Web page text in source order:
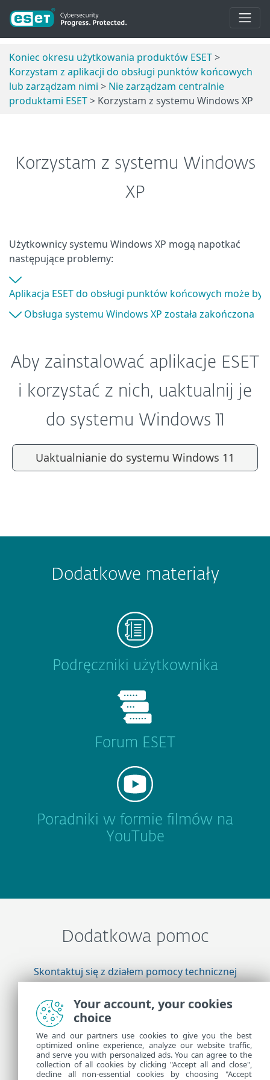
Koniec okresu użytkowania produktów ESET>
Korzystam z aplikacji do obsługi punktów końcowych
lub zarządzam nimi > Nie zarządzam centralnie
produktami ESET> Korzystam z systemu Windows XP
Korzystam z systemu Windows
XP
Użytkownicy systemu Windows XP mogą napotkać
następujące problemy:
Aplikacja ESET do obsługi punktów końcowych może
Obsługa systemu Windows XP została zakończona
Aby zainstalować aplikacje ESET
i korzystać z nich, uaktualnij je
do systemu Windows 11
Uaktualnianie do systemu Windows 11
Dodatkowe materiały
Podręczniki użytkownika
Forum ESET
Poradniki w formie filmów na
YouTube
Dodatkowa pomoc
Skontaktuj się z działem pomocy technicznej
firmy ESET
Więcej informacji
Pomoc techniczna — wiadomości
Your account, your cookies
choice
We and our partners use cookies to give you the best
optimized online experience, analyze our website traffic,
and serve you with personalized ads. You can agree to the
collection of all cookies by clicking "Accept all and close",
decline all non-essential cookies by choosing "Accept